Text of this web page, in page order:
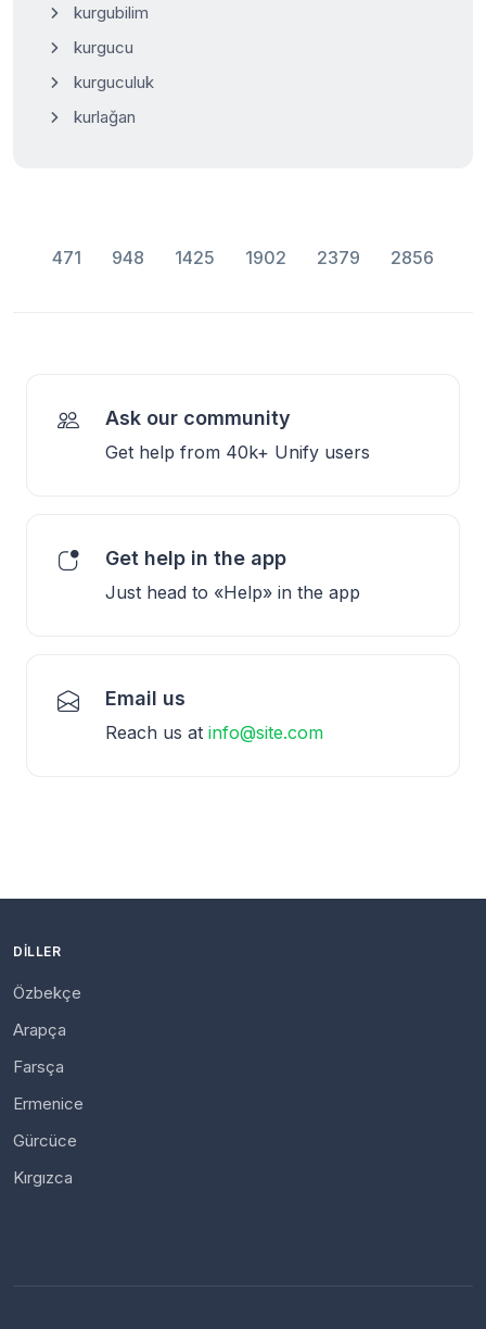
kurgubilim
kurgucu
kurguculuk
kurlağan
471 948 1425 1902 2379 2856
Ask our community
Get help from 40k+ Unify users
Get help in the app
Just head to «Help» in the app
Email us
Reach us at info@site.com
DILLER
Özbekçe
Arapça
Farsça
Ermenice
Gürcüce
Kırgızca